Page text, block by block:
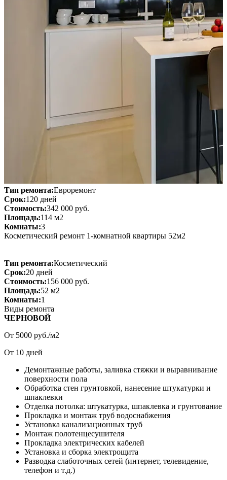
Тип ремонта:Евроремонт
Срок:120 дней
Стоимость:342 000 руб.
Площадь:114 м2
Комнаты:3
Косметический ремонт 1-комнатной квартиры 52м2
Тип ремонта:Косметический
Срок:20 дней
Стоимость:156 000 руб.
Площадь:52 м2
Комнаты:1
Виды ремонта
ЧЕРНОВОЙ
От 5000 руб./м2
От 10 дней
Демонтажные работы, заливка стяжки и выравнивание
поверхности пола
Обработка стен грунтовкой, нанесение штукатурки и
шпаклевки
Отделка потолка: штукатурка, шпаклевка и грунтование
Прокладка и монтаж труб водоснабжения
Установка канализационных труб
Монтаж полотенцесушителя
Прокладка электрических кабелей
Установка и сборка электрощита
Разводка слаботочных сетей (интернет, телевидение,
телефон и т.д.)